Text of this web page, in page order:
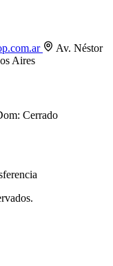
Av. Néstor
Aires
Cerrado